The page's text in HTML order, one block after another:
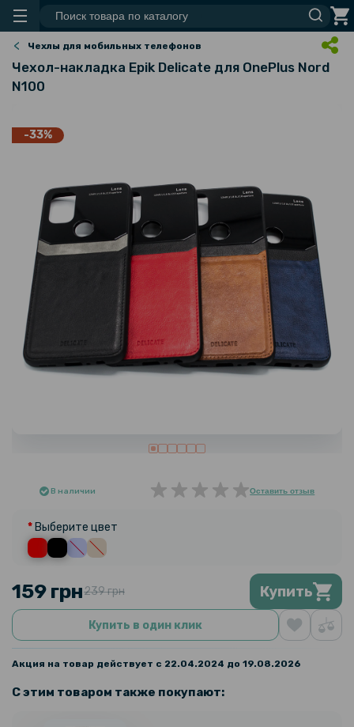
Чехлы для мобильных телефонов
Чехол-накладка Epik Delicate для OnePlus Nord
N100
-33%
В наличии Оставить отзыв
Выберите цвет
159 грн239 грн Купить
Купить в один клик
Акция на товар действует с 22.04.2024 до 19.08.2026
С этим товаром также покупают: